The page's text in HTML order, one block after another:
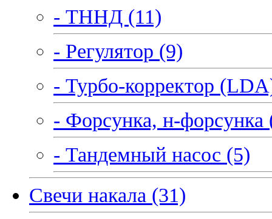
- ТННД (11)
- Регулятор (9)
- Турбо-корректор
- Форсунка, н-форсунка
- Тандемный насос (5)
Свечи накала (31)